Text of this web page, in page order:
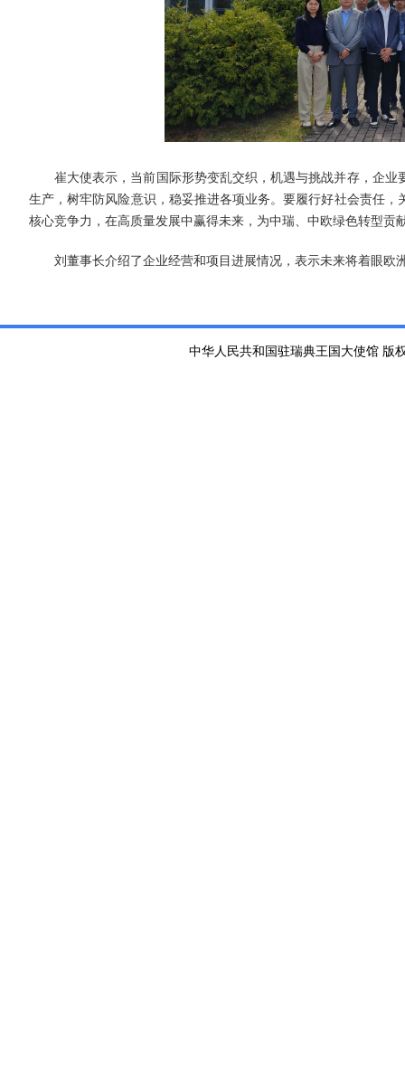
崔大使表示，当前国际形势变乱交织，机遇与挑战并存，企
生产，树牢防风险意识，稳妥推进各项业务。要履行好社会责任
核心竞争力，在高质量发展中赢得未来，为中瑞、中欧绿色转型贡
刘董事长介绍了企业经营和项目进展情况，表示未来将着眼
中华人民共和国驻瑞典王国大使馆 版